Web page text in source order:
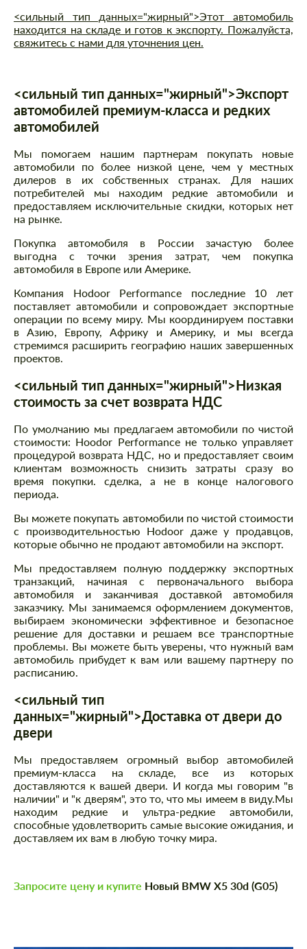
<сильный тип данных="жирный">Этот автомобиль
находится на складе и готов к экспорту. Пожалуйста,
свяжитесь с нами для уточнения цен.
<сильный тип данных="жирный">Экспорт
автомобилей премиум-класса и редких
автомобилей
Мы помогаем нашим партнерам покупать новые
автомобили по более низкой цене, чем у местных
дилеров в их собственных странах. Для наших
потребителей мы находим редкие автомобили и
предоставляем исключительные скидки, которых нет
на рынке.
Покупка автомобиля в России зачастую более
выгодна с точки зрения затрат, чем покупка
автомобиля в Европе или Америке.
Компания Hodoor Performance последние 10 лет
поставляет автомобили и сопровождает экспортные
операции по всему миру. Мы координируем поставки
в Азию, Европу, Африку и Америку, и мы всегда
стремимся расширить географию наших завершенных
проектов.
<сильный тип данных="жирный">Низкая
стоимость за счет возврата НДС
По умолчанию мы предлагаем автомобили по чистой
стоимости: Hoodor Performance не только управляет
процедурой возврата НДС, но и предоставляет своим
клиентам возможность снизить затраты сразу во
время покупки. сделка, а не в конце налогового
периода.
Вы можете покупать автомобили по чистой стоимости
с производительностью Hodoor даже у продавцов,
которые обычно не продают автомобили на экспорт.
Мы предоставляем полную поддержку экспортных
транзакций, начиная с первоначального выбора
автомобиля и заканчивая доставкой автомобиля
заказчику. Мы занимаемся оформлением документов,
выбираем экономически эффективное и безопасное
решение для доставки и решаем все транспортные
проблемы. Вы можете быть уверены, что нужный вам
автомобиль прибудет к вам или вашему партнеру по
расписанию.
<сильный тип
данных="жирный">Доставка от двери до
двери
Мы предоставляем огромный выбор автомобилей
премиум-класса на складе, все из которых
доставляются к вашей двери. И когда мы говорим "в
наличии" и "к дверям", это то, что мы имеем в виду.Мы
находим редкие и ультра-редкие автомобили,
способные удовлетворить самые высокие ожидания, и
доставляем их вам в любую точку мира.
Запросите цену и купите Новый BMW X5 30d (G05)